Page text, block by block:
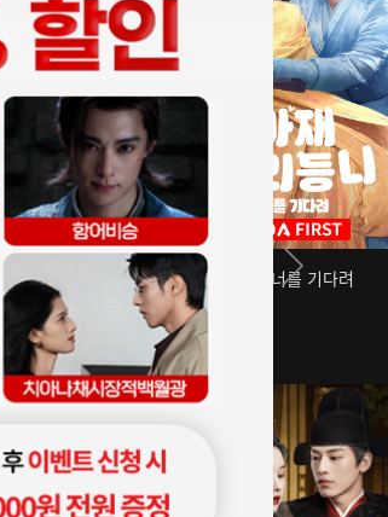
아재저리등니 : 너를 기다려